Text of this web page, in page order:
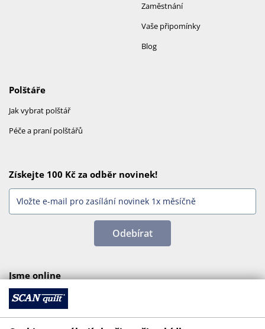
Zaměstnání
Vaše připomínky
Blog
Polštáře
Jak vybrat polštář
Péče a praní polštářů
Získejte 100 Kč za odběr novinek!
Odebírat
Jsme online